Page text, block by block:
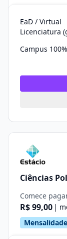
EaD / Virtual
Licenciatura
Campus
Ciências
Comece
R$ 99,00 |